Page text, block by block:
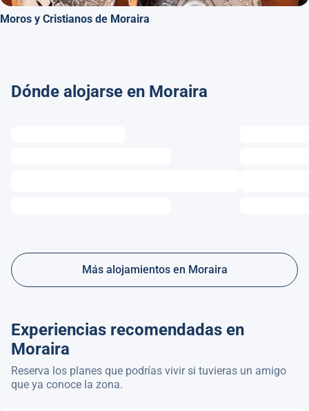
Moros y Cristianos de Moraira
Dónde alojarse en Moraira
Más alojamientos en Moraira
Experiencias recomendadas en
Moraira
Reserva los planes que podrías vivir si tuvieras un amigo
que ya conoce la zona.